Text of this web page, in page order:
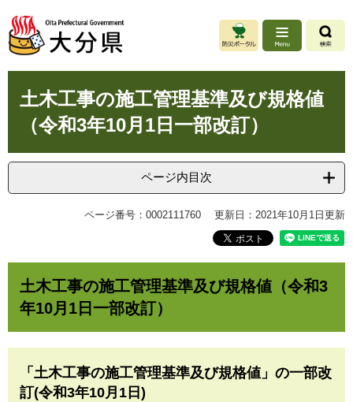
ジ
先
ュ
を
本
へ
土木工事の施工管理基準及び規格値
（令和3年10月1日一部改訂）
ページ内目次
ページ番号：0002111760 更新日：2021年10月1日更新
土木工事の施工管理基準及び規格値（令和3
年10月1日一部改訂）
「土木工事の施工管理基準及び規格値」の一部改
訂(令和3年10月1日)